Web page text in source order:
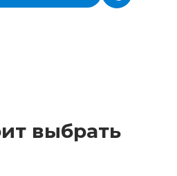
выбрать